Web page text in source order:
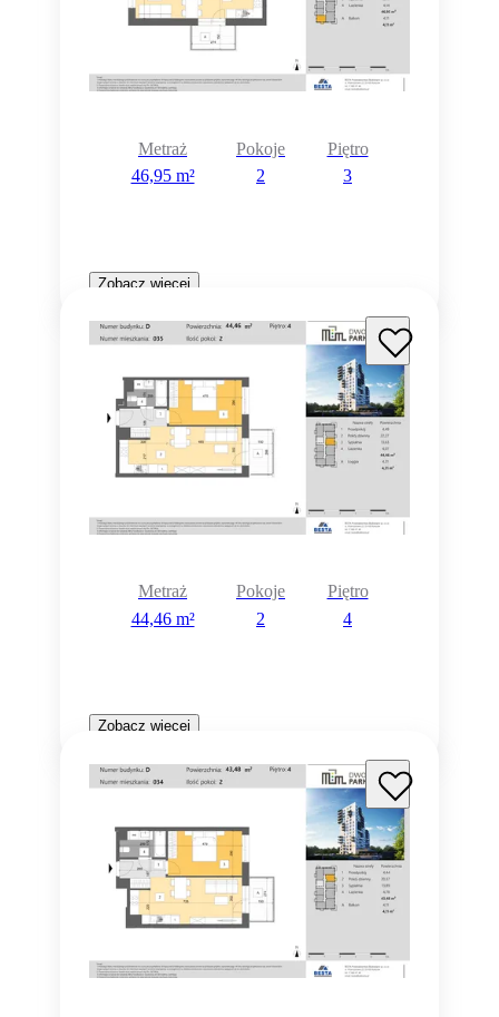
Metraż
46,95 m²
Pokoje
2
Piętro
3
Zobacz więcej
Metraż
44,46 m²
Pokoje
2
Piętro
4
Zobacz więcej